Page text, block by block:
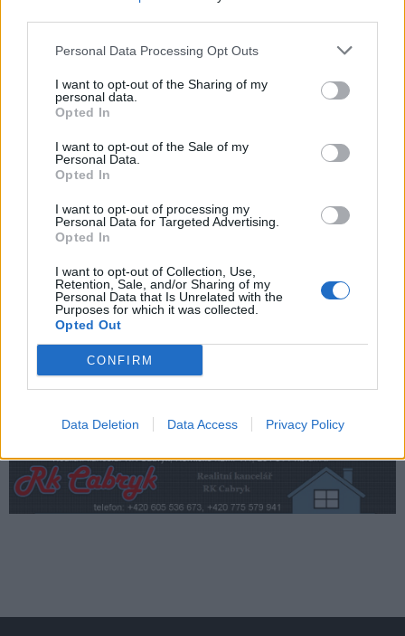
Personal Data Processing Opt Outs
I want to opt-out of the Sharing of my
personal data.
Opted In
I want to opt-out of the Sale of my
Personal Data.
Opted In
I want to opt-out of processing my
Personal Data for Targeted Advertising.
Opted In
I want to opt-out of Collection, Use,
Retention, Sale, and/or Sharing of my
Personal Data that Is Unrelated with the
Purposes for which it was collected.
Opted Out
CONFIRM
Data Deletion Data Access Privacy Policy
Zpravodajství
výborné podmínky. Horší voda je jen na
Živohošti
Příbram modernizuje parkovací automaty.
Přibudou i tři nové poblíž Svaté Hory
Zpravodajství
Středočeský kraj upravil pravidla soutěže.
vzniku odpadu